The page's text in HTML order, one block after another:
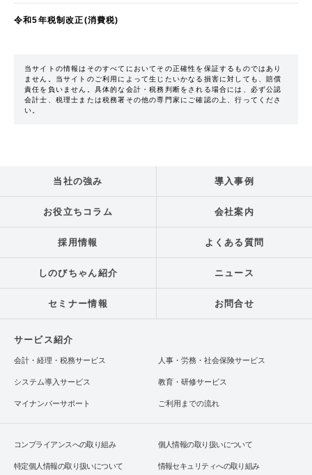
令和5年税制改正(消費税)
当サイトの情報はそのすべてにおいてその正確性を保証するものではあり
ません。当サイトのご利用によって生じたいかなる損害に対しても、賠償
責任を負いません。具体的な会計・税務判断をされる場合には、必ず公認
会計士、税理士または税務署その他の専門家にご確認の上、行ってくださ
い。
当社の強み 導入事例
お役立ちコラム 会社案内
採用情報 よくある質問
しのびちゃん紹介 ニュース
セミナー情報 お問合せ
サービス紹介
会計・経理・税務サービス 人事・労務・社会保険サービス
システム導入サービス 教育・研修サービス
マイナンバーサポート ご利用までの流れ
コンプライアンスへの取り組み 個人情報の取り扱いについて
特定個人情報の取り扱いについて 情報セキュリティへの取り組み